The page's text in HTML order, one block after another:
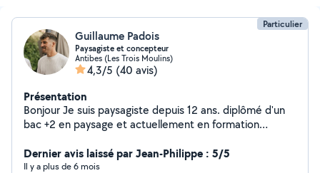
Particulier
Guillaume Padois
Paysagiste et concepteur
Antibes (Les Trois Moulins)
4,3/5 (40 avis)
Présentation
Bonjour Je suis paysagiste depuis 12 ans. diplômé d'un
bac +2 en paysage et actuellement en formation
complet et manuel que ce soit en conception, création,
entretien ou encore montage de meuble en kit. je suis
Dernier avis laissé par Jean-Philippe : 5/5
Il y a plus de 6 mois